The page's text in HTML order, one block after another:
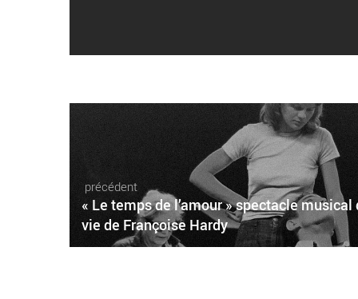
précédent
« Le temps de l’amour » spectacle
vie de Françoise Hardy